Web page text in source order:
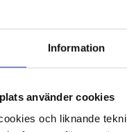
Information
använder cookies
och liknande
Leader ekrar
Shimano 1-vxl
20T-drev ingår
Muttrar,